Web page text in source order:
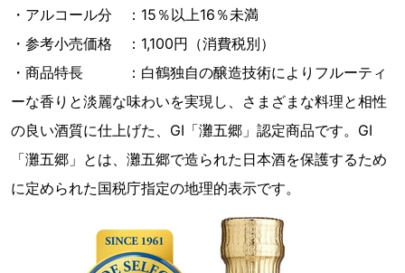
・アルコール分 ：15％以上16％未満
・参考小売価格 ：1,100円（消費税別）
・商品特長 ：白鶴独自の醸造技術によりフルーティ
ーな香りと淡麗な味わいを実現し、さまざまな料理と相性
の良い酒質に仕上げた、GI「灘五郷」認定商品です。GI
「灘五郷」とは、灘五郷で造られた日本酒を保護するため
に定められた国税庁指定の地理的表示です。